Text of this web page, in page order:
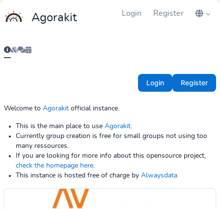
Agorakit Login Register
Login Register
Welcome to Agorakit official instance.
This is the main place to use Agorakit.
Currently group creation is free for small groups not using too
many ressources.
If you are looking for more info about this opensource project,
check the homepage here.
This instance is hosted free of charge by Alwaysdata